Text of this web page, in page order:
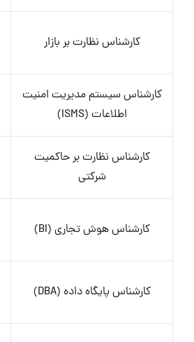
کارشناس نظارت بر بازار
کارشناس سیستم مدیریت امنیت
اطلاعات (ISMS)
کارشناس نظارت بر حاکمیت
شرکتی
کارشناس هوش تجاری (BI)
کارشناس پایگاه داده (DBA)